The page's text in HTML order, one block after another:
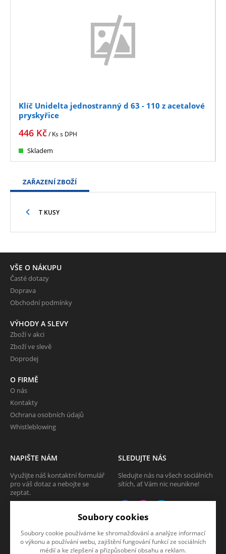
Klíč Unidelta jednostranný d 63 - 110 z acetalové
pryskyřice
446 Kč/ Kss DPH
Skladem
ZAŘAZENÍ ZBOŽÍ
T KUSY
VŠE O NÁKUPU
Časté dotazy
Doprava
Obchodní podmínky
VÝHODY A SLEVY
Zboží v akci
Zboží ve slevě
Doprodej
O FIRMĚ
O nás
Kontakty
Ochrana osobních údajů
Whistleblowing
NAPIŠTE NÁM
Využijte náš kontaktní formulář
pro váš dotaz a nebojte se
zeptat.
SLEDUJTE NÁS
Sledujte nás na všech sociálních
sítích, ať Vám nic neunikne!
Soubory cookies
Soubory cookie používáme ke shromažďování a analýze informací
o výkonu a používání webu, zajištění fungování funkcí ze sociálních
médií a ke zlepšení a přizpůsobení obsahu a reklam.